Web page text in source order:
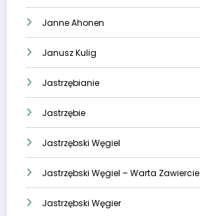
Janne Ahonen
Janusz Kulig
Jastrzębianie
Jastrzębie
Jastrzębski Węgiel
Jastrzębski Węgiel – Warta Zawiercie
Jastrzębski Węgier